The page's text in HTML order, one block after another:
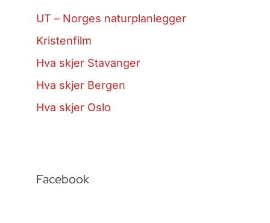
UT – Norges naturplanlegger
Kristenfilm
Hva skjer Stavanger
Hva skjer Bergen
Hva skjer Oslo
Facebook